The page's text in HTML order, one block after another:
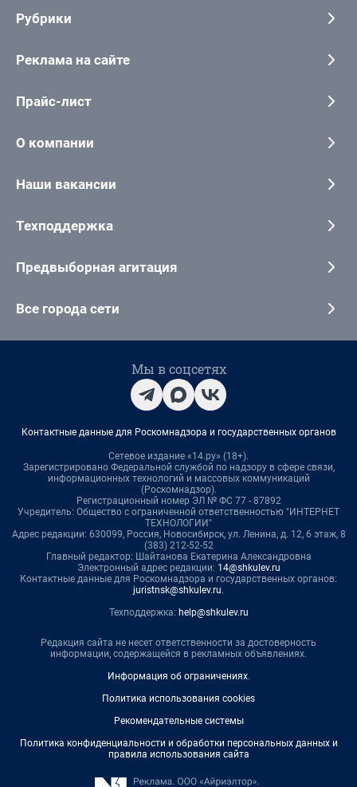
Рубрики
Реклама на сайте
Прайс-лист
О компании
Наши вакансии
Техподдержка
Предвыборная агитация
Все города сети
Мы в соцсетях
Контактные данные для Роскомнадзора и государственных органов
Сетевое издание «14.ру» (18+).
Зарегистрировано Федеральной службой по надзору в сфере связи,
информационных технологий и массовых коммуникаций
(Роскомнадзор).
Регистрационный номер ЭЛ № ФС 77 - 87892
Учредитель: Общество с ограниченной ответственностью "ИНТЕРНЕТ
ТЕХНОЛОГИИ"
Адрес редакции: 630099, Россия, Новосибирск, ул. Ленина, д. 12, 6 этаж, 8
(383) 212-52-52
Главный редактор: Шайтанова Екатерина Александровна
Электронный адрес редакции: 14@shkulev.ru
Контактные данные для Роскомнадзора и государственных органов:
juristnsk@shkulev.ru.
Техподдержка: help@shkulev.ru
Редакция сайта не несет ответственности за достоверность
информации, содержащейся в рекламных объявлениях.
Информация об ограничениях.
Политика использования cookies
Рекомендательные системы
Политика конфиденциальности и обработки персональных данных и
правила использования сайта